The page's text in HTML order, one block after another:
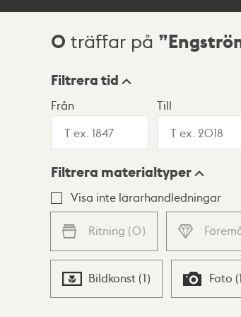
Sökresultat
0 träffar på
Visningsläge
Lista Karta
Filtrera tid
Från Till
Filtrera materialtyper
Visa inte lärarhandledningar
Ritning (0)
Bildkonst (1) Foto (1